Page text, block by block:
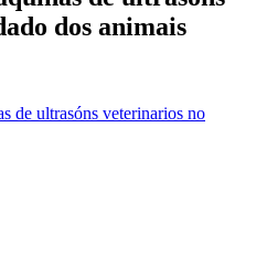
dos animais
de ultrasóns veterinarios no